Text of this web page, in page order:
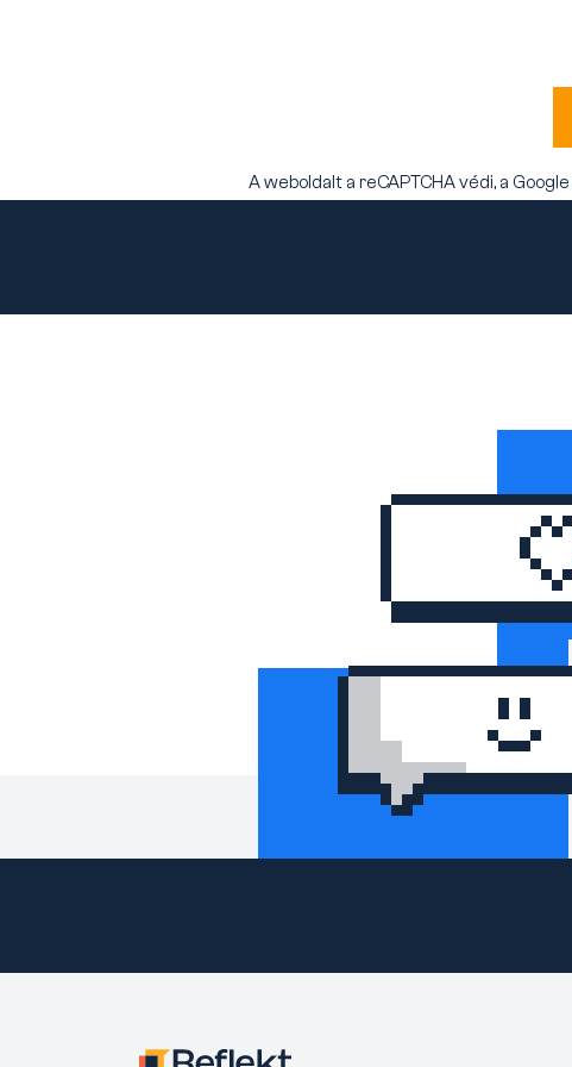
A weboldalt a reCAPTCHA védi, a Google